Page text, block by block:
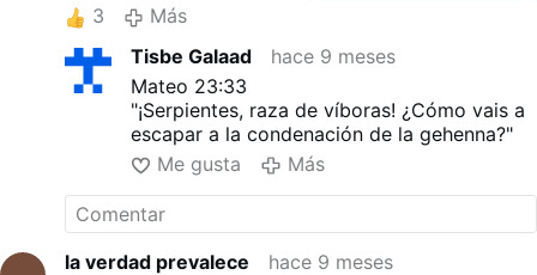
3
Más
Tisbe Galaad
hace 9 meses
Mateo 23:33
"¡Serpientes, raza de víboras! ¿Cómo vais a
escapar a la condenación de la gehenna?"
Me gusta
Más
la verdad prevalece
hace 9 meses